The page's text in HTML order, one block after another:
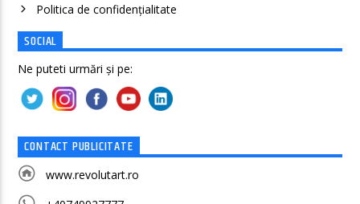
Politica de confidenţialitate
SOCIAL
Ne puteti urmări și pe:
CONTACT PUBLICITATE
www.revolutart.ro